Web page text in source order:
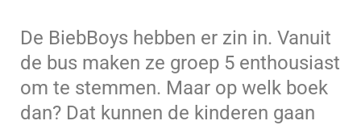
De BiebBoys hebben er zin in. Vanuit
de bus maken ze groep 5 enthousiast
om te stemmen. Maar op welk boek
dan? Dat kunnen de kinderen gaan